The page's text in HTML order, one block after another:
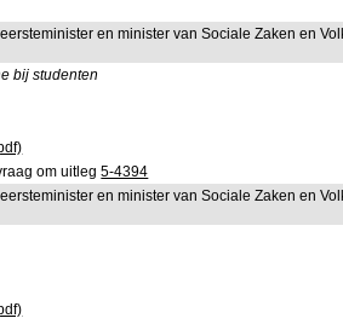
en minister van Sociale Zaken en
bij studenten
om uitleg5-4394
en minister van Sociale Zaken en